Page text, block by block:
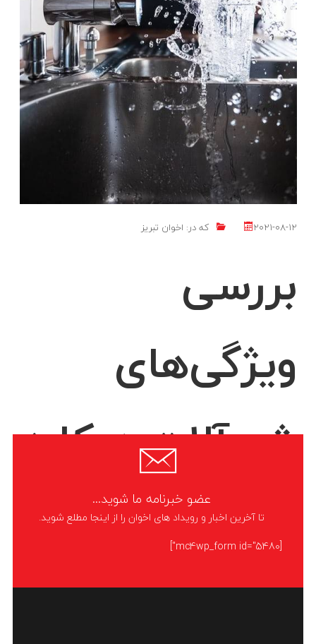
2021-08-12 که در: اخوان تبریز
بررسی
ویژگی‌های
شیرآلات دوکاره
سیلاب
بپردازیم که شیرآلات دوکاره چیست؟ با محبوبیت بیشتر شیرآلات آشپزخانه
عضو خبرنامه ما شوید...
تا آخرین اخبار و رویداد های اخوان را از اینجا مطلع شوید.
[mc4wp_form id="5480"]